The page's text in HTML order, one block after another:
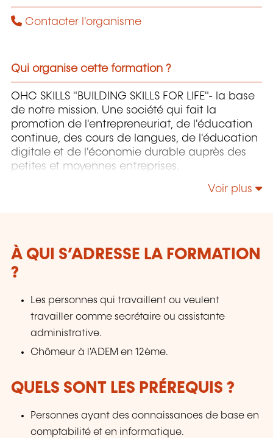
Contacter l'organisme
Qui organise cette formation ?
OHC SKILLS "BUILDING SKILLS FOR LIFE"- la base
de notre mission. Une société qui fait la
promotion de l'entrepreneuriat, de l'éducation
continue, des cours de langues, de l'éducation
digitale et de l'économie durable auprès des
petites et moyennes entreprises.
Voir plus
À QUI S’ADRESSE LA FORMATION
?
Les personnes qui travaillent ou veulent
travailler comme secrétaire ou assistante
administrative.
Chômeur à l'ADEM en 12ème.
QUELS SONT LES PRÉREQUIS ?
Personnes ayant des connaissances de base en
comptabilité et en informatique.